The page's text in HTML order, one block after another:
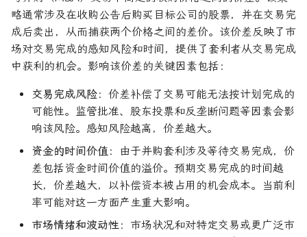
略通常涉及在收购公告后购买目标公司的股票，并在交易完
成后卖出，从而捕获两个价格之间的差价。该价差反映了市
场对交易完成的感知风险和时间，提供了套利者从交易完成
中获利的机会。影响该价差的关键因素包括：
交易完成风险：价差补偿了交易可能无法按计划完成的
可能性。监管批准、股东投票和反垄断问题等因素会影
响该风险。感知风险越高，价差越大。
资金的时间价值：由于并购套利涉及等待交易完成，价
差包括资金时间价值的溢价。预期交易完成的时间越
长，价差越大，以补偿资本被占用的机会成本。当前利
率可能对这一方面产生重大影响。
市场情绪和波动性：市场状况和对特定交易或更广泛市